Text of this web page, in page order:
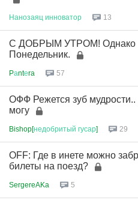
Нанозаяц инноватор 13
С ДОБРЫМ УТРОМ! Однако
Понедельник.
Pаntеra 57
ОФФ Режется зуб мудрости..
могу
Bishop[недобритый гусар] 29
OFF: Где в инете можно
билеты на поезд?
SergereAKa 5